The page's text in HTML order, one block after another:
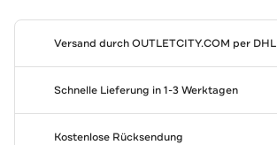
Versand durchOUTLETCITY.COM per DHL
Schnelle Lieferung in 1-3 Werktagen
Kostenlose Rücksendung